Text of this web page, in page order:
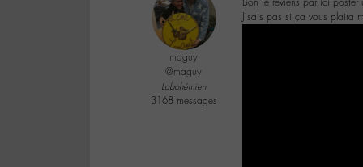
maguy
@maguy
Labohémien
3168 messages
J’sais pas si ça vous plaira